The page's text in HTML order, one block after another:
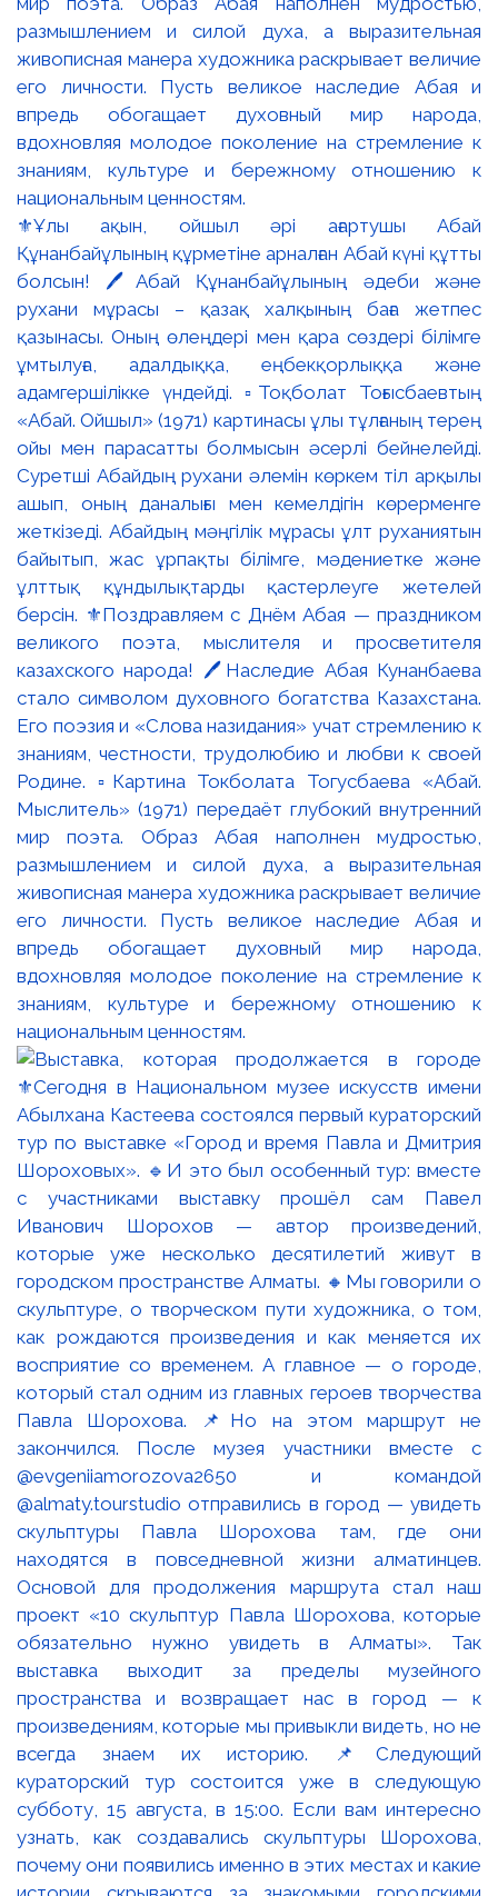
⚜️Ұлы ақын, ойшыл әрі ағартушы Абай
Құнанбайұлының құрметіне арналған Абай күні құтты
болсын! 🖊️Абай Құнанбайұлының әдеби және
рухани мұрасы – қазақ халқының баға жетпес
қазынасы. Оның өлеңдері мен қара сөздері білімге
ұмтылуға, адалдыққа, еңбекқорлыққа және
адамгершілікке үндейді. ▫️Тоқболат Тоғысбаевтың
«Абай. Ойшыл» (1971) картинасы ұлы тұлғаның терең
ойы мен парасатты болмысын әсерлі бейнелейді.
Суретші Абайдың рухани әлемін көркем тіл арқылы
ашып, оның даналығы мен кемелдігін көрерменге
жеткізеді. Абайдың мәңгілік мұрасы ұлт руханиятын
байытып, жас ұрпақты білімге, мәдениетке және
ұлттық құндылықтарды қастерлеуге жетелей
берсін. ⚜️Поздравляем с Днём Абая — праздником
великого поэта, мыслителя и просветителя
казахского народа! 🖊️Наследие Абая Кунанбаева
стало символом духовного богатства Казахстана.
Его поэзия и «Слова назидания» учат стремлению к
знаниям, честности, трудолюбию и любви к своей
Родине. ▫️Картина Токболата Тогусбаева «Абай.
Мыслитель» (1971) передаёт глубокий внутренний
мир поэта. Образ Абая наполнен мудростью,
размышлением и силой духа, а выразительная
живописная манера художника раскрывает величие
его личности. Пусть великое наследие Абая и
впредь обогащает духовный мир народа,
вдохновляя молодое поколение на стремление к
знаниям, культуре и бережному отношению к
национальным ценностям.